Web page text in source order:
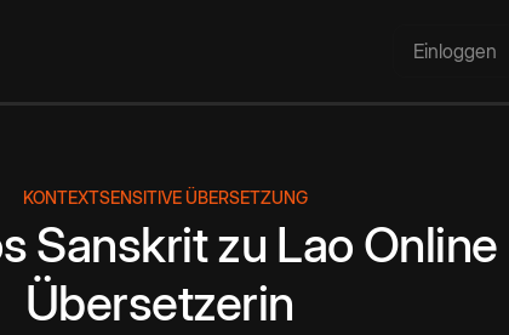
Einloggen
KONTEXTSENSITIVE ÜBERSETZUNG
Sanskritzu Lao Online
Übersetzerin